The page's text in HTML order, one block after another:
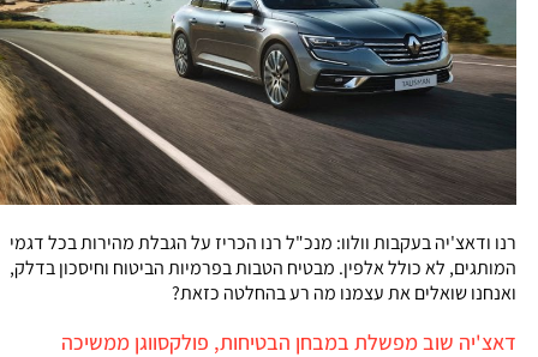
רנו ודאצ'יה בעקבות וולוו: מנכ"ל רנו הכריז על הגבלת מהירות בכל דגמי
המותגים, לא כולל אלפין. מבטיח הטבות בפרמיות הביטוח וחיסכון בדלק,
ואנחנו שואלים את עצמנו מה רע בהחלטה כזאת?
דאצ'יה שוב מפשלת במבחן הבטיחות, פולקסווגן ממשיכה